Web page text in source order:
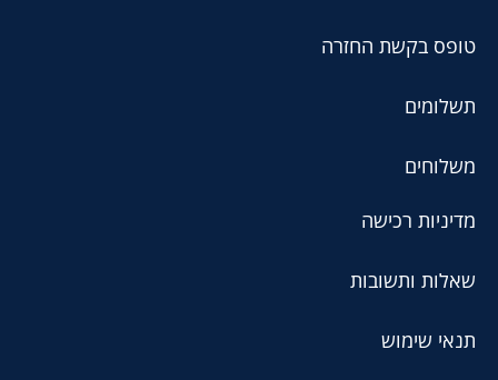
טופס בקשת החזרה
תשלומים
משלוחים
מדיניות רכישה
שאלות ותשובות
תנאי שימוש